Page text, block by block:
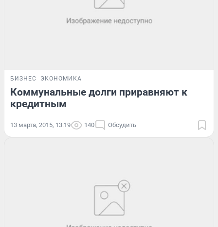
БИЗНЕС ЭКОНОМИКА
Коммунальные долги приравняют к
кредитным
13 марта, 2015, 13:19 140 Обсудить